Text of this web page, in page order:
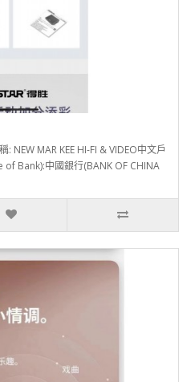
NEW MAR KEE HI-FI & VIDEO中文戶
Bank):中國銀行(BANK OF CHINA